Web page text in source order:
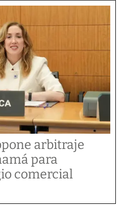
arbitraje
para
comercial